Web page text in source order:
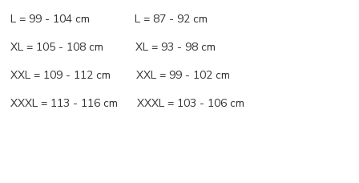
L = 99 - 104 cm L = 87 - 92 cm
XL = 105 - 108 cm XL = 93 - 98 cm
XXL = 109 - 112 cm XXL = 99 - 102 cm
XXXL = 113 - 116 cm XXXL = 103 - 106 cm